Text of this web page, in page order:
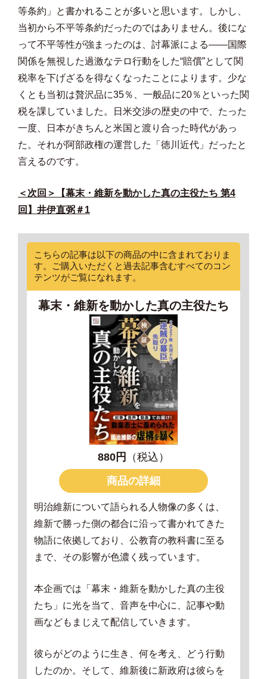
等条約」と書かれることが多いと思います。しかし、
当初から不平等条約だったのではありません。後にな
って不平等性が強まったのは、討幕派による――国際
関係を無視した過激なテロ行動をした“賠償”として関
税率を下げざるを得なくなったことによります。少な
くとも当初は贅沢品に35％、一般品に20％といった関
税を課していました。日米交渉の歴史の中で、たった
一度、日本がきちんと米国と渡り合った時代があっ
た。それが阿部政権の運営した「徳川近代」だったと
言えるのです。
＜次回＞【幕末・維新を動かした真の主役たち 第4
回】井伊直弼＃1
こちらの記事は以下の商品の中に含まれておりま
す。ご購入いただくと過去記事含むすべてのコン
テンツがご覧になれます。
幕末・維新を動かした真の主役たち
880円
（税込）
商品の詳細
明治維新について語られる人物像の多くは、
維新で勝った側の都合に沿って書かれてきた
物語に依拠しており、公教育の教科書に至る
まで、その影響が色濃く残っています。
本企画では「幕末・維新を動かした真の主役
たち」に光を当て、音声を中心に、記事や動
画などもまじえて配信していきます。
彼らがどのように生き、何を考え、どう行動
したのか。そして、維新後に新政府は彼らを